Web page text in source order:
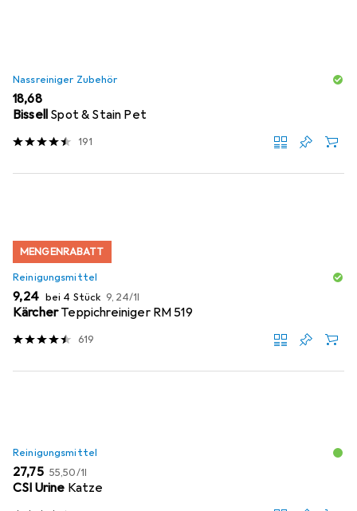
Nassreiniger Zubehör
EUR
18,68
Bissell Spot & Stain Pet
191
MENGENRABATT
Reinigungsmittel
EUR
9,24 bei 4 Stück EUR
9,24/1l
KärcherTeppichreiniger RM 519
619
Reinigungsmittel
EUR
27,75 EUR
55,50/1l
CSI Urine Katze